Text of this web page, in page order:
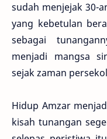
sudah menjejak 30-
yang kebetulan
sebagai
menjadi mangsa
sejak zaman
Hidup Amzar
kisah tunangan